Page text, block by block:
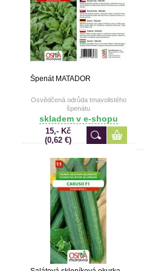
Špenát MATADOR
Osvědčená odrůda tmavolistého
špenátu
skladem v e-shopu
15,- Kč
(0,62 €)